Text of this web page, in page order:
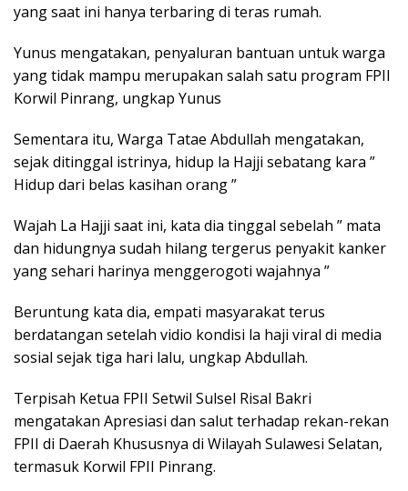
yang saat ini hanya terbaring di teras rumah.
Yunus mengatakan, penyaluran bantuan untuk warga
yang tidak mampu merupakan salah satu program FPII
Korwil Pinrang, ungkap Yunus
Sementara itu, Warga Tatae Abdullah mengatakan,
sejak ditinggal istrinya, hidup la Hajji sebatang kara ”
Hidup dari belas kasihan orang ”
Wajah La Hajji saat ini, kata dia tinggal sebelah ” mata
dan hidungnya sudah hilang tergerus penyakit kanker
yang sehari harinya menggerogoti wajahnya ”
Beruntung kata dia, empati masyarakat terus
berdatangan setelah vidio kondisi la haji viral di media
sosial sejak tiga hari lalu, ungkap Abdullah.
Terpisah Ketua FPII Setwil Sulsel Risal Bakri
mengatakan Apresiasi dan salut terhadap rekan-rekan
FPII di Daerah Khususnya di Wilayah Sulawesi Selatan,
termasuk Korwil FPII Pinrang.